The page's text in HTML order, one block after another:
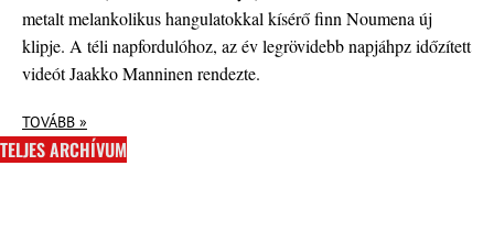
metalt melankolikus hangulatokkal kísérő finn Noumena új
klipje. A téli napfordulóhoz, az év legrövidebb napjáhpz időzített
videót Jaakko Manninen rendezte.
TOVÁBB »
TELJES ARCHÍVUM